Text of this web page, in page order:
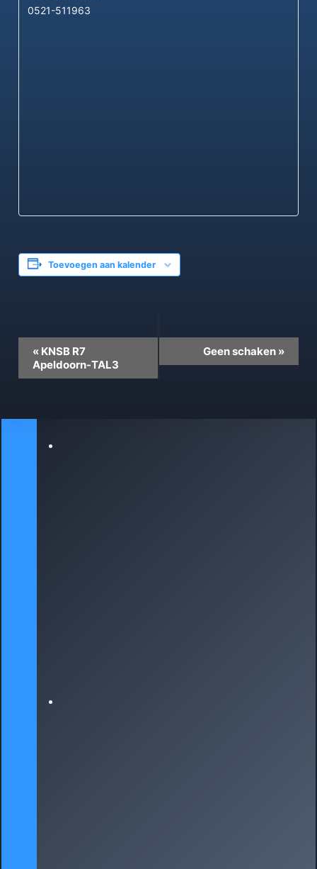
0521-511963
Toevoegen aan kalender
Evenement
Navigatie
«KNSB R7
Apeldoorn-TAL3
Geen schaken »